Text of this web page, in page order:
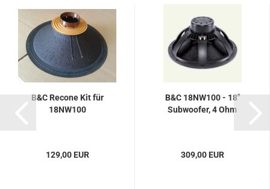
B&C Recone Kit für
18NW100
129,00 EUR
B&C 18NW100 - 18"
Subwoofer, 4 Ohm
309,00 EUR